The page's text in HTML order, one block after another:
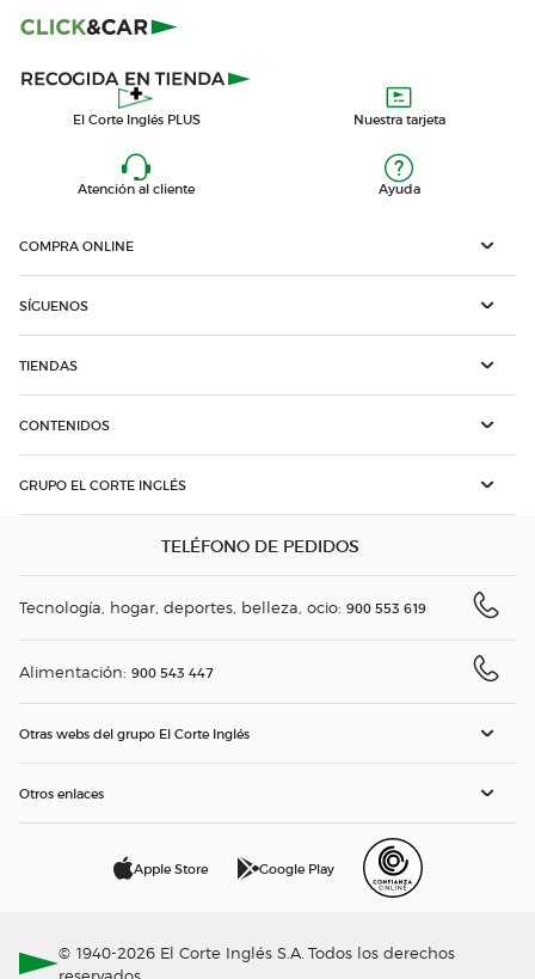
El Corte Inglés PLUS Nuestra tarjeta
Atención al cliente Ayuda
COMPRA ONLINE
SÍGUENOS
TIENDAS
CONTENIDOS
GRUPO EL CORTE INGLÉS
TELÉFONO DE PEDIDOS
Tecnología, hogar, deportes, belleza, ocio: 900 553 619
Alimentación: 900 543 447
Otras webs del grupo El Corte Inglés
Otros enlaces
Apple Store Google Play
© 1940-2026 El Corte Inglés S.A. Todos los derechos